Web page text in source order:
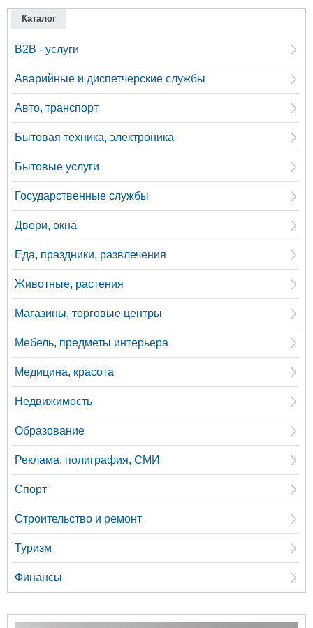
Каталог
B2B - услуги
Аварийные и диспетчерские службы
Авто, транспорт
Бытовая техника, электроника
Бытовые услуги
Государственные службы
Двери, окна
Еда, праздники, развлечения
Животные, растения
Магазины, торговые центры
Мебель, предметы интерьера
Медицина, красота
Недвижимость
Образование
Реклама, полиграфия, СМИ
Спорт
Строительство и ремонт
Туризм
Финансы